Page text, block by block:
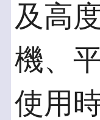
及高
機、
使用時